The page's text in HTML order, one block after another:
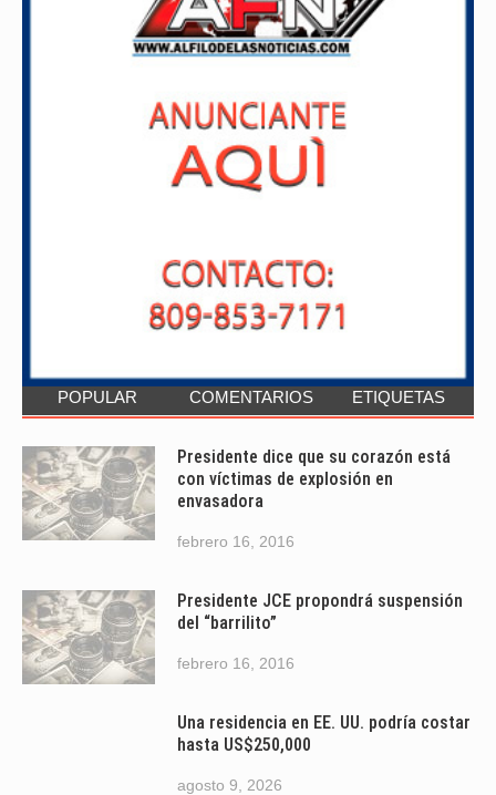
POPULAR COMENTARIOS ETIQUETAS
Presidente dice que su corazón está
con víctimas de explosión en
envasadora
febrero 16, 2016
Presidente JCE propondrá suspensión
del “barrilito”
febrero 16, 2016
Una residencia en EE. UU. podría costar
hasta US$250,000
agosto 9, 2026